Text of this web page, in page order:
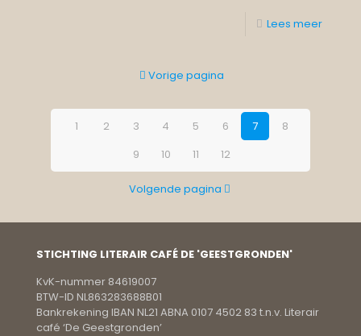
Lees meer
Vorige pagina
1 2 3 4 5 6 7
8
9
10 11 12
Volgende pagina
STICHTING LITERAIR CAFÉ DE 'GEESTGRONDEN'
KvK-nummer 84619007
BTW-ID NL863283688B01
Bankrekening IBAN NL21 ABNA 0107 4502 83 t.n.v. Literair
café ‘De Geestgronden’